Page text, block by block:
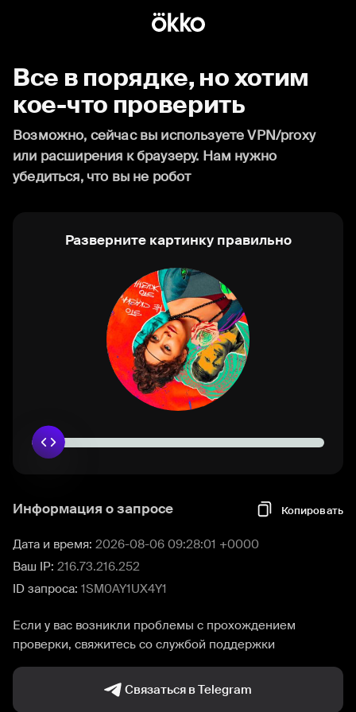
Все в порядке, но хотим
кое-что проверить
Возможно, сейчас вы используете VPN/proxy
или расширения к браузеру. Нам нужно
убедиться, что вы не робот
Разверните картинку правильно
Информация о запросе Копировать
Дата и время: 2026-08-06 09:28:01 +0000
Ваш IP: 216.73.216.252
ID запроса: 1SM0AY1UX4Y1
Если у вас возникли проблемы с прохождением
проверки, свяжитесь со службой поддержки
Связаться в Telegram